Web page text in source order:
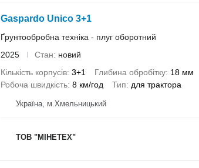
Gaspardo Unico 3+1
Ґрунтообробна техніка - плуг оборотний
2025
Стан
новий
Кількість корпусів 3+1 Глибина обробітку 18 мм
Робоча швидкість 8 км/год Тип для трактора
Україна, м.Хмельницький
ТОВ "МІНЕТЕХ"